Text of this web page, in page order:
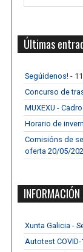
Últimas
Segúidenos! -
Concurso de
MUXEXU -
Horario de
Comisións de
oferta 20/05/
Xunta Galicia -
Autotest COVID-